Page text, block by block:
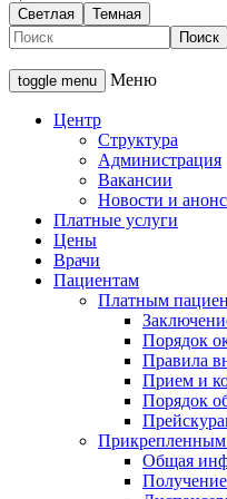
Светлая Темная
toggle menu Меню
Центр
Структура
Администрация
Вакансии
Новости и
Платные услуги
Цены
Врачи
Пациентам
Платным
Порядок
Правила
Прием и
Порядок
Прикрепленным
Общая